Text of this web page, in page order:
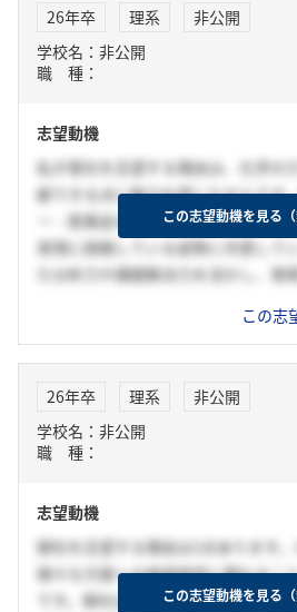
感じました。
26年卒 理系
非公開
学校名：非公開
職 種：
志望動機
私が貴社を志望する理由は、化学の
献できる点に魅力を感じたからです
ー・医薬品など多岐にわたる事業を
実現に挑戦している姿勢に共感して
た分析力や課題解決力を活かし、現
す。貴社であれば、幅広い分野の知
この志望動機を見る（
この志
26年卒 理系
非公開
学校名：非公開
職 種：
志望動機
御社を志望する理由は2点あります。
様々な方面への価値提供に関わるこ
です。御社は5つの事業領域を軸に
この志望動機を見る（